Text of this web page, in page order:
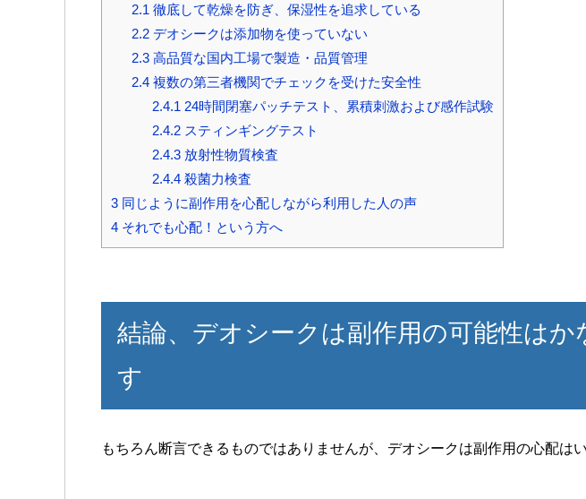
2.1 徹底して乾燥を防ぎ、保湿性を追求している
2.2デオシークは添加物を使っていない
2.3高品質な国内工場で製造・品質管理
2.4複数の第三者機関でチェックを受けた安全性
2.4.1 24時間閉塞パッチテスト、累積刺激および感作試験
2.4.2スティンギングテスト
2.4.3放射性物質検査
2.4.4殺菌力検査
3 同じように副作用を心配しながら利用した人の声
4 それでも心配！という方へ
結論、デオシークは副作用の可能性はか
す
もちろん断言できるものではありませんが、デオシークは副作用の心配はい